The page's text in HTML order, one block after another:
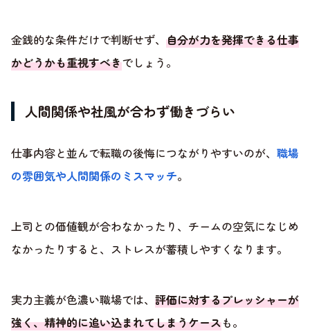
金銭的な条件だけで判断せず、 自分が力を発揮できる仕事
かどうかも重視すべきでしょう。
人間関係や社風が合わず働きづらい
仕事内容と並んで転職の後悔につながりやすいのが、 職場
の雰囲気や人間関係のミスマッチ。
上司との価値観が合わなかったり、チームの空気になじめ
なかったりすると、ストレスが蓄積しやすくなります。
実力主義が色濃い職場では、 評価に対するプレッシャーが
強く、精神的に追い込まれてしまうケースも。